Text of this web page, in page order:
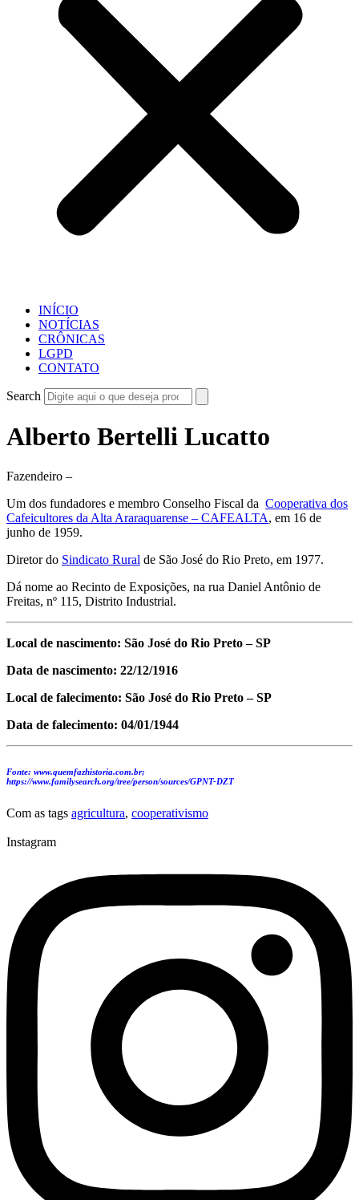
INÍCIO
NOTÍCIAS
CRÔNICAS
LGPD
CONTATO
Search
Alberto Bertelli Lucatto
Fazendeiro –
Um dos fundadores e membro Conselho Fiscal da Cooperativa dos
Cafeicultores da Alta Araraquarense – CAFEALTA, em 16 de
junho de 1959.
Diretor do Sindicato Rural de São José do Rio Preto, em 1977.
Dá nome ao Recinto de Exposições, na rua Daniel Antônio de
Freitas, nº 115, Distrito Industrial.
Local de nascimento: São José do Rio Preto – SP
Data de nascimento: 22/12/1916
Local de falecimento: São José do Rio Preto – SP
Data de falecimento: 04/01/1944
Fonte: www.quemfazhistoria.com.br;
https://www.familysearch.org/tree/person/sources/GPNT-DZT
Com as tags agricultura, cooperativismo
Instagram